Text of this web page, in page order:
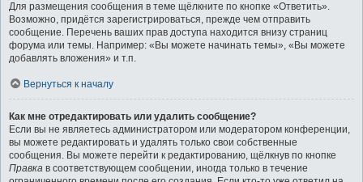
Для размещения сообщения в теме щёлкните по кнопке «Ответить».
Возможно, придётся зарегистрироваться, прежде чем отправить
сообщение. Перечень ваших прав доступа находится внизу страниц
форума или темы. Например: «Вы можете начинать темы», «Вы можете
добавлять вложения» и т.п.
Вернуться к началу
Как мне отредактировать или удалить сообщение?
Если вы не являетесь администратором или модератором конференции,
вы можете редактировать и удалять только свои собственные
сообщения. Вы можете перейти к редактированию, щёлкнув по кнопке
Правка в соответствующем сообщении, иногда только в течение